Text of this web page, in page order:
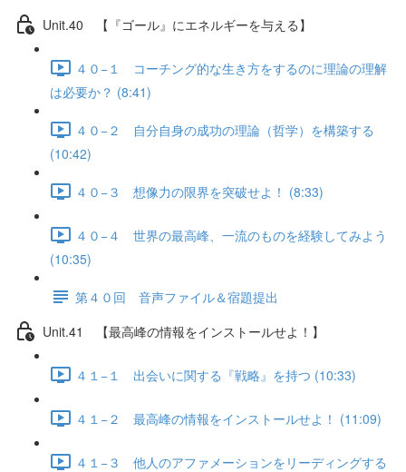
Unit.40 【『ゴール』にエネルギーを与える】
４０−１ コーチング的な生き方をするのに理論の理解
は必要か？ (8:41)
４０−２ 自分自身の成功の理論（哲学）を構築する
(10:42)
４０−３ 想像力の限界を突破せよ！ (8:33)
４０−４ 世界の最高峰、一流のものを経験してみよう
(10:35)
第４０回 音声ファイル＆宿題提出
Unit.41 【最高峰の情報をインストールせよ！】
４１−１ 出会いに関する『戦略』を持つ (10:33)
４１−２ 最高峰の情報をインストールせよ！ (11:09)
４１−３ 他人のアファメーションをリーディングする